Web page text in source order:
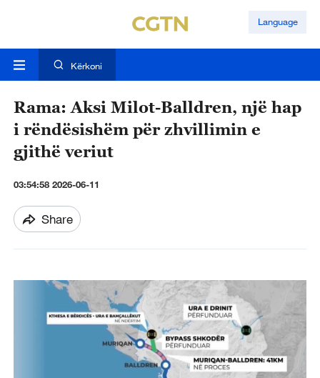
Language
Kërkoni
Rama: Aksi Milot-Balldren, një hap
i rëndësishëm për zhvillimin e
gjithë veriut
03:54:58 2026-06-11
Share